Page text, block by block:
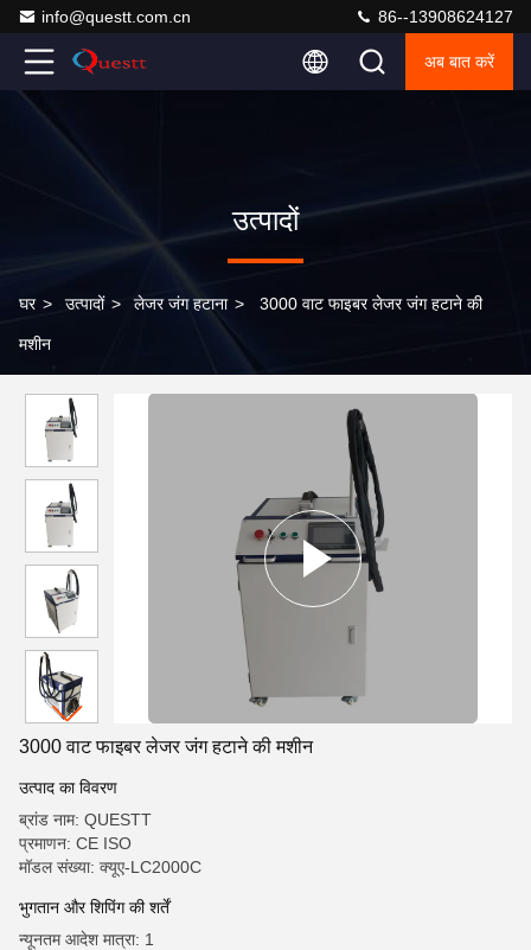
info@questt.com.cn 86--13908624127
अब बात करें
उत्पादों
घर > उत्पादों > लेजर जंग हटाना > 3000 वाट फाइबर लेजर जंग हटाने की
मशीन
3000 वाट फाइबर लेजर जंग हटाने की मशीन
उत्पाद का विवरण
ब्रांड नाम: QUESTT
प्रमाणन: CE ISO
मॉडल संख्या: क्यूए-LC2000C
भुगतान और शिपिंग की शर्तें
न्यूनतम आदेश मात्रा: 1